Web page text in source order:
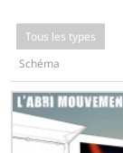
Tous les types
Schéma